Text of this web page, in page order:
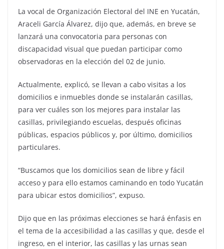
La vocal de Organización Electoral del INE en Yucatán,
Araceli García Álvarez, dijo que, además, en breve se
lanzará una convocatoria para personas con
discapacidad visual que puedan participar como
observadoras en la elección del 02 de junio.
Actualmente, explicó, se llevan a cabo visitas a los
domicilios e inmuebles donde se instalarán casillas,
para ver cuáles son los mejores para instalar las
casillas, privilegiando escuelas, después oficinas
públicas, espacios públicos y, por último, domicilios
particulares.
“Buscamos que los domicilios sean de libre y fácil
acceso y para ello estamos caminando en todo Yucatán
para ubicar estos domicilios”, expuso.
Dijo que en las próximas elecciones se hará énfasis en
el tema de la accesibilidad a las casillas y que, desde el
ingreso, en el interior, las casillas y las urnas sean